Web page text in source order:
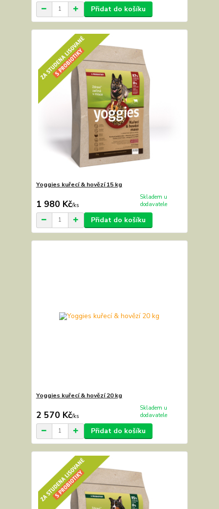
Přidat do košíku
Yoggies kuřecí & hovězí 15 kg
1 980 Kč/ks
Skladem u
dodavatele
Přidat do košíku
Yoggies kuřecí & hovězí 20 kg
2 570 Kč/ks
Skladem u
dodavatele
Přidat do košíku